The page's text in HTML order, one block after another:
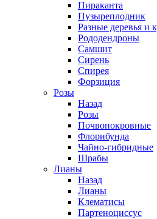
Пираканта
Пузыреплодник
Разные деревья и
Рододендроны
Самшит
Сирень
Спирея
Форзиция
Розы
Назад
Розы
Почвопокровные
Флорибунда
Чайно-гибридные
Шрабы
Лианы
Назад
Лианы
Клематисы
Партеноциссус